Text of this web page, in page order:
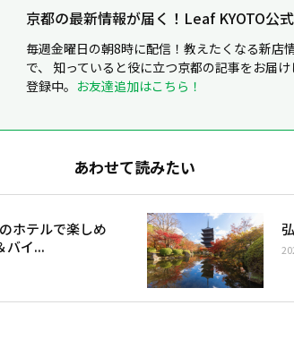
京都の最新情報が届く！Leaf KYOTO公
毎週金曜日の朝8時に配信！教えたくなる新店
で、 知っていると役に立つ京都の記事をお届
登録中。 お友達追加はこちら！
あわせて読みたい
ホテルで楽しめ
バイ...